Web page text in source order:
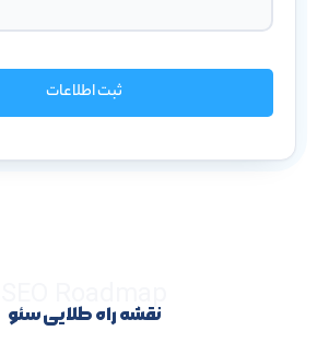
ثبت اطلاعات
نقشه راه طلایی سئو